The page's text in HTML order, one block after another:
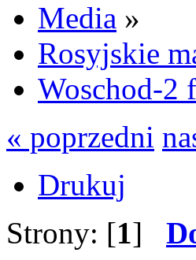
Media »
Rosyjskie
Woschod-2
« poprzedni
Drukuj
Strony: [1]